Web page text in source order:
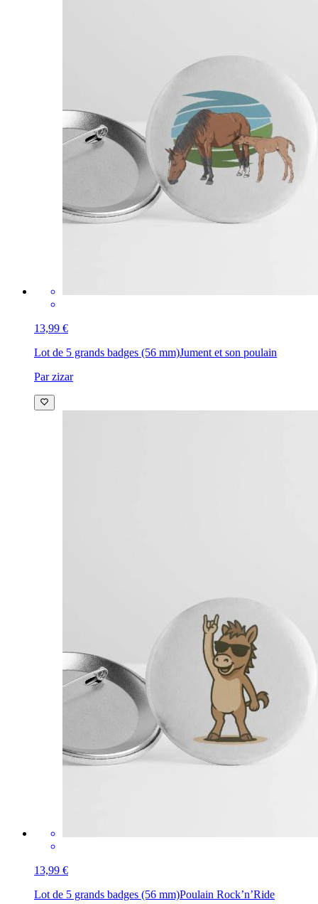
13,99 €
Lot de 5 grands badges (56 mm)Jument et son poulain
Par zizar
13,99 €
Lot de 5 grands badges (56 mm)Poulain Rock’n’Ride